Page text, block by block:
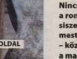
a
-
a